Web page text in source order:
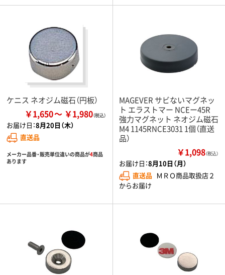
ケニス ネオジム磁石（円板）
￥1,650 ￥1,980
お届け日：8月20日（木）
直送品
メーカー品番・販売単位違いの商品が4商品
あります
MAGEVER サビないマグネッ
ト エラストマー NCEー45R
強力マグネット ネオジム磁石
M4 1145RNCE3031 1個（直送
品）
￥1,098（税込）
お届け日：8月10日（月）
直送品 ＭＲＯ商品取扱店２
からお届け